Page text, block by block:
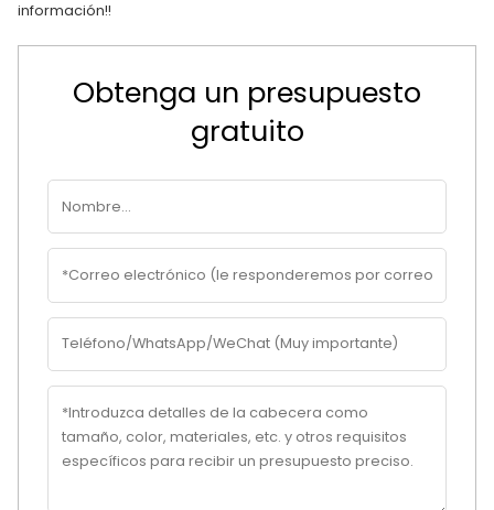
información!!
Obtenga un presupuesto
gratuito